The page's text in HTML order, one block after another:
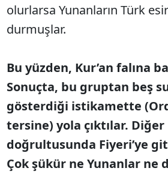
olurlarsa Yunanların Türk
durmuşlar.
Bu yüzden, Kur’an falına
Sonuçta, bu gruptan beş
gösterdiği istikamette
tersine) yola çıktılar.
doğrultusunda Fiyeri’ye
Çok şükür ne Yunanlar ne